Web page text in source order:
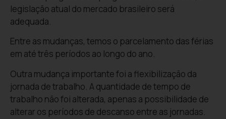
legislação atual do mercado brasileiro será
adequada.
Entre as mudanças, temos o parcelamento das férias
em até três períodos ao longo do ano.
Outra mudança importante foi a flexibilização da
jornada de trabalho. A quantidade de tempo de
trabalho não foi alterada, apenas a possibilidade de
alterar os períodos de descanso entre as jornadas.